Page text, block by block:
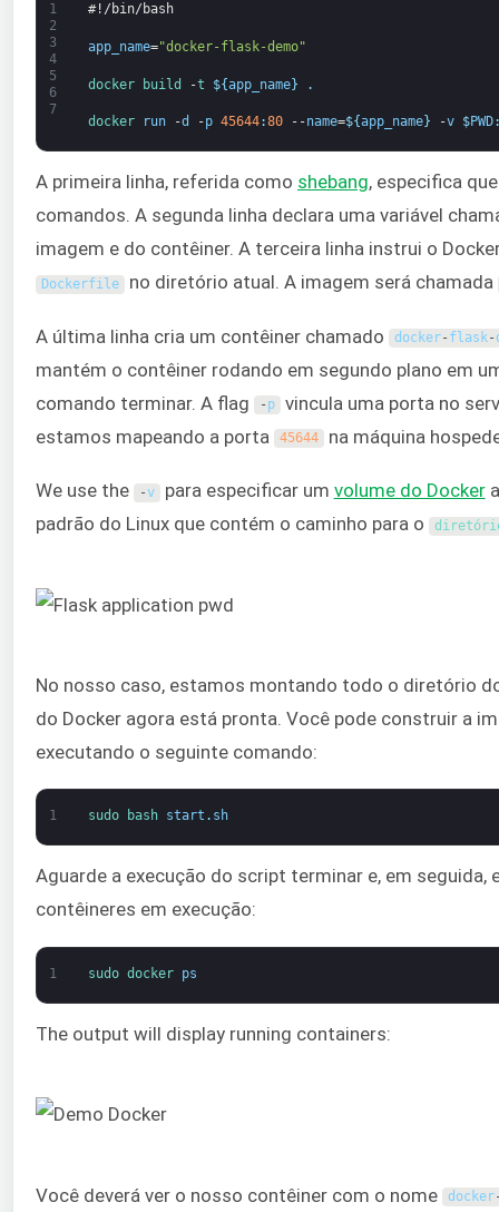
1
2
3
4
5
6
7
#!/bin/bash
app_name="docker-flask-demo"
docker build -t ${app_name} .
docker run -d -p 45644:80 --name=${app_name} -v $PWD
A primeira linha, referida como shebang, especifica
comandos. A segunda linha declara uma variável
imagem e do contêiner. A terceira linha instrui o
Dockerfile no diretório atual. A imagem será chamada
A última linha cria um contêiner chamado docker- flask-
mantém o contêiner rodando em segundo plano em
comando terminar. A flag
- p vincula uma porta no
estamos mapeando a porta
45644 na máquina
We use the -v para especificar um volume do Docker
padrão do Linux que contém o caminho para o
No nosso caso, estamos montando todo o diretório
do Docker agora está pronta. Você pode construir a
executando o seguinte comando:
1 sudo bash start . sh
Aguarde a execução do script terminar e, em
contêineres em execução:
1 sudo docker ps
The output will display running containers:
Você deverá ver o nosso contêiner com o nome docker